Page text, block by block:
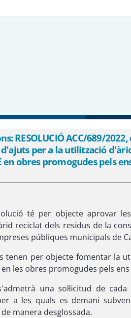
per la qual
amb marcatge
RESOLUCIÓ ACC/689/
per a la utilització
en obres promogudes pels
té per objecte aprovar
reciclat dels residus de la
públiques municipals de
tenen per objecte fomentar la
en les obres promogudes pels
una sol·licitud de
a les quals es demani
manera desglossada.